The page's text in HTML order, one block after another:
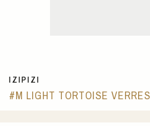
IZIPIZI
#M LIGHT TORTOISE